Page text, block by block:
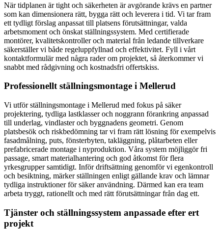
När tidplanen är tight och säkerheten är avgörande krävs en partner
som kan dimensionera rätt, bygga rätt och leverera i tid. Vi tar fram
ett tydligt förslag anpassat till platsens förutsättningar, valda
arbetsmoment och önskat ställningssystem. Med certifierade
montörer, kvalitetskontroller och material från ledande tillverkare
säkerställer vi både regeluppfyllnad och effektivitet. Fyll i vårt
kontaktformulär med några rader om projektet, så återkommer vi
snabbt med rådgivning och kostnadsfri offertskiss.
Professionellt ställningsmontage i Mellerud
Vi utför ställningsmontage i Mellerud med fokus på säker
projektering, tydliga lastklasser och noggrann förankring anpassad
till underlag, vindlaster och byggnadens geometri. Genom
platsbesök och riskbedömning tar vi fram rätt lösning för exempelvis
fasadmålning, puts, fönsterbyten, takläggning, plåtarbeten eller
prefabricerade montage i nyproduktion. Våra system möjliggör fri
passage, smart materialhantering och god åtkomst för flera
yrkesgrupper samtidigt. Inför driftsättning genomför vi egenkontroll
och besiktning, märker ställningen enligt gällande krav och lämnar
tydliga instruktioner för säker användning. Därmed kan era team
arbeta tryggt, rationellt och med rätt förutsättningar från dag ett.
Tjänster och ställningssystem anpassade efter ert
projekt